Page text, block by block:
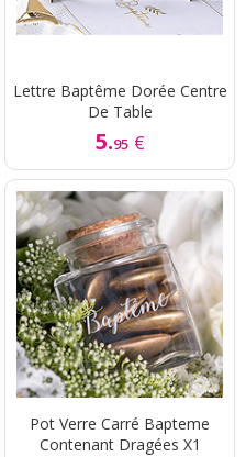
Lettre Baptême Dorée Centre
De Table
5.95 €
Pot Verre Carré Bapteme
Contenant Dragées X1